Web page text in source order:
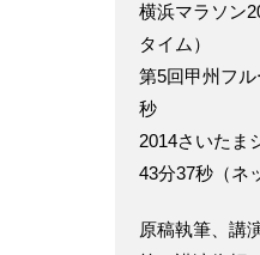
横浜マラソン
タイム）
第5回甲州フ
秒
2014さいたま
43分37秒（ネ
原稿執筆、講